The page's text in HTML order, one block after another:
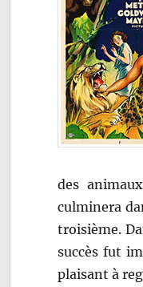
des
culminera
troisième.
succès fut
plaisant à